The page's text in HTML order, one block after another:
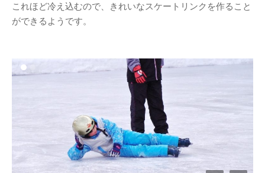
した
苗づくりのための「培養土」づ
One-Day カフェ/シェフ
お知らせ
これほど冷え込むので、きれいなスケートリンクを作ること
ができるようです。